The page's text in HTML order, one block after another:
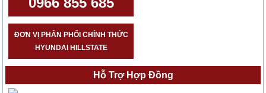
ĐƠN VỊ PHÂN PHỐI CHÍNH THỨC
HYUNDAI HILLSTATE
Hỗ Trợ Hợp Đồng